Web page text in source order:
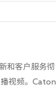
和客户服务彻
视频。Caton